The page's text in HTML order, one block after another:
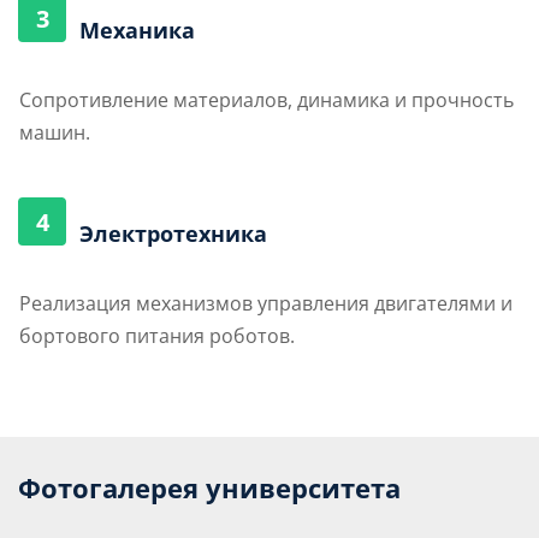
3 Механика
Сопротивление материалов, динамика и прочность
машин.
4 Электротехника
Реализация механизмов управления двигателями и
бортового питания роботов.
Фотогалерея университета